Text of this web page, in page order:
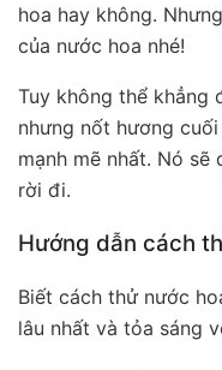
hoa hay không.
của nước hoa nhé!
Tuy không thể khẳng
nhưng nốt hương
mạnh mẽ nhất. Nó
rời đi.
Hướng dẫn cách
Biết cách thử nước
lâu nhất và tỏa sáng